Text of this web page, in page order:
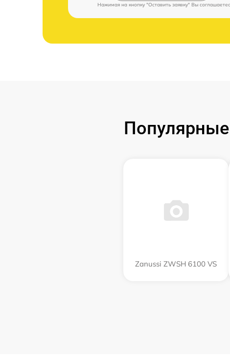
Нажимая на кнопку "Оставить заявку" Вы
Zanussi ZWSH 6100 VS